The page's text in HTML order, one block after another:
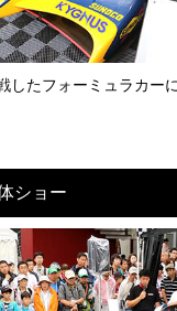
したフォーミュラカー
ショー